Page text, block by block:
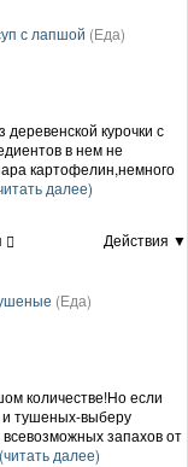
с лапшой (Еда)
деревенской курочки с
в нем не
картофелин,немного
далее)
Действия ▼
(Еда)
количестве!Но если
тушеных-выберу
запахов от
(читать далее)